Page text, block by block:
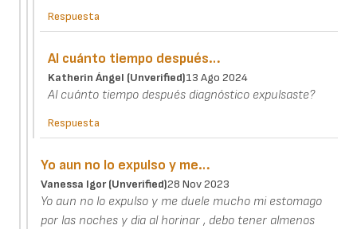
Respuesta
Al cuánto tiempo después…
Katherin Ángel (unverified)13 Ago 2024
Al cuánto tiempo después diagnóstico expulsaste?
Respuesta
Yo aun no lo expulso y me…
Vanessa Igor (unverified)28 Nov 2023
Yo aun no lo expulso y me duele mucho mi estomago
por las noches y dia al horinar , debo tener almenos